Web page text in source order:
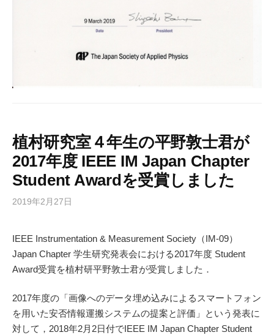
植村研究室４年生の平野敦士君が
2017年度 IEEE IM Japan Chapter
Student Awardを受賞しました
2019年2月27日
IEEE Instrumentation & Measurement Society（IM-09）
Japan Chapter 学生研究発表会における2017年度 Student
Award受賞を植村研平野敦士君が受賞しました．
2017年度の「画像へのデータ埋め込みによるスマートフォン
を用いた安否情報運搬システムの提案と評価」という発表に
対して，2018年2月2日付でIEEE IM Japan Chapter Student